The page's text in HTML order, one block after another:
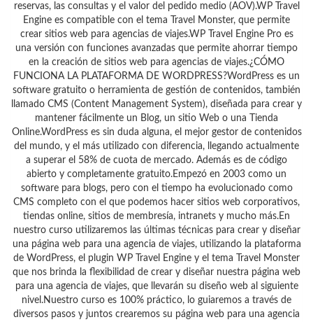
reservas, las consultas y el valor del pedido medio (AOV).WP Travel
Engine es compatible con el tema Travel Monster, que permite
crear sitios web para agencias de viajes.WP Travel Engine Pro es
una versión con funciones avanzadas que permite ahorrar tiempo
en la creación de sitios web para agencias de viajes.¿CÓMO
FUNCIONA LA PLATAFORMA DE WORDPRESS?WordPress es un
software gratuito o herramienta de gestión de contenidos, también
llamado CMS (Content Management System), diseñada para crear y
mantener fácilmente un Blog, un sitio Web o una Tienda
Online.WordPress es sin duda alguna, el mejor gestor de contenidos
del mundo, y el más utilizado con diferencia, llegando actualmente
a superar el 58% de cuota de mercado. Además es de código
abierto y completamente gratuito.Empezó en 2003 como un
software para blogs, pero con el tiempo ha evolucionado como
CMS completo con el que podemos hacer sitios web corporativos,
tiendas online, sitios de membresía, intranets y mucho más.En
nuestro curso utilizaremos las últimas técnicas para crear y diseñar
una página web para una agencia de viajes, utilizando la plataforma
de WordPress, el plugin WP Travel Engine y el tema Travel Monster
que nos brinda la flexibilidad de crear y diseñar nuestra página web
para una agencia de viajes, que llevarán su diseño web al siguiente
nivel.Nuestro curso es 100% práctico, lo guiaremos a través de
diversos pasos y juntos crearemos su página web para una agencia